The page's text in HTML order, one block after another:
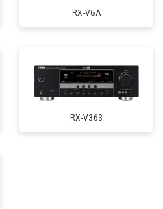
RX-V6A
RX-V363